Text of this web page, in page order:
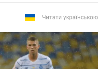
Читати українською